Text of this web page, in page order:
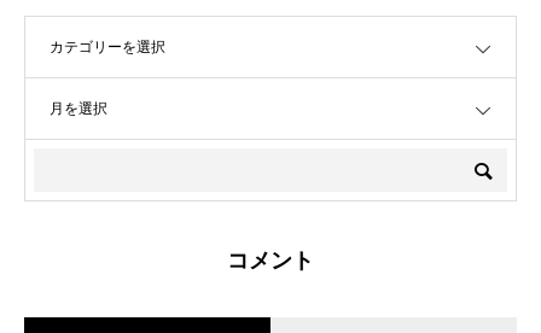
コメント